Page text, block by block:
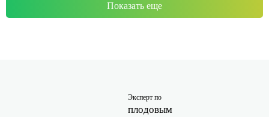
Показать еще
Эксперт по
плодовым